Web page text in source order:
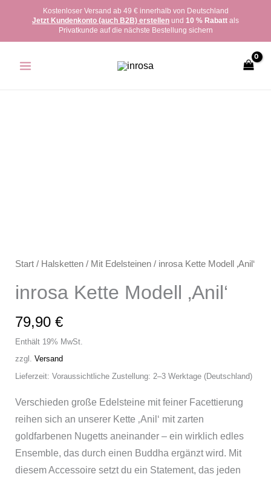
springen
Kostenloser Versand ab 49 € innerhalb von Deutschland
Jetzt Kundenkonto (auch B2B) erstellen und 10 % Rabatt als
Privatkunde auf die nächste Bestellung sichern
Start/ Halsketten/ Mit Edelsteinen/ inrosa Kette Modell ‚Anil‘
inrosa Kette Modell ‚Anil‘
79,90 €
Enthält 19% MwSt.
zzgl. Versand
Lieferzeit: Voraussichtliche Zustellung: 2–3 Werktage (Deutschland)
Verschieden große Edelsteine mit feiner Facettierung
reihen sich an unserer Kette ‚Anil‘ mit zarten
goldfarbenen Nugetts aneinander – ein wirklich edles
Ensemble, das durch einen Buddha ergänzt wird. Mit
diesem Accessoire setzt du ein Statement, das jeden